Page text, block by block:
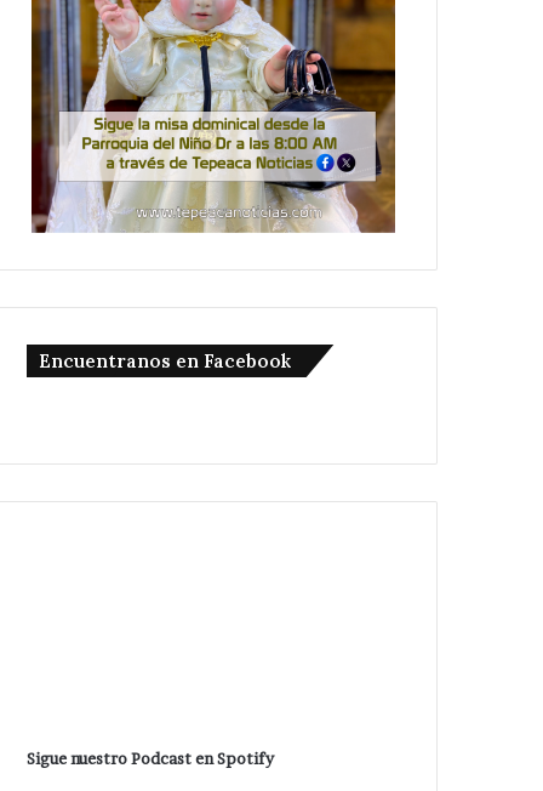
Encuentranos en Facebook
Sigue nuestro Podcast en Spotify